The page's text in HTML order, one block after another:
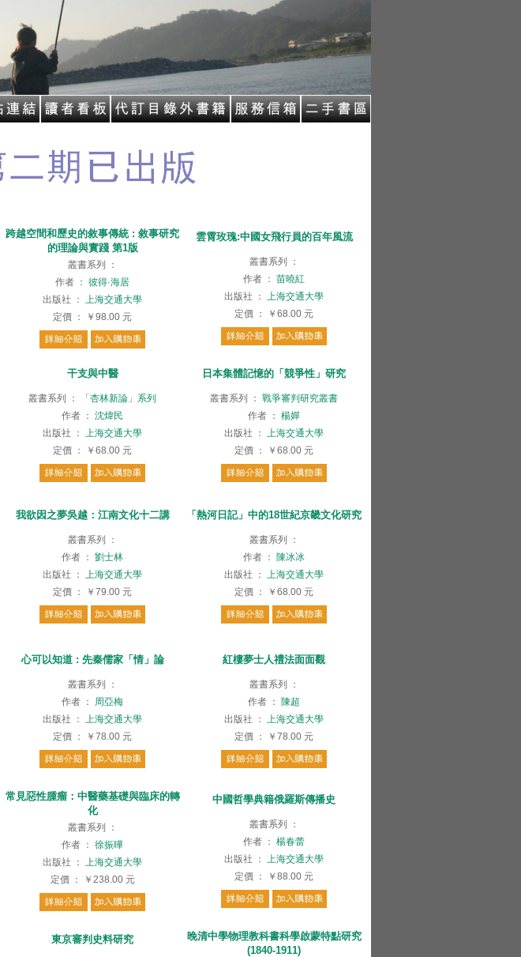
跨越空間和歷史的敘事傳統 : 敘事研究
的理論與實踐 第1版
叢書系列
：
作者 ： 彼得·海居
出版社
： 上海交通大學
定價 ： ￥98.00 元
雲霄玫瑰:中國女飛行員的百年風流
叢書系列
：
作者 ： 苗曉紅
出版社
： 上海交通大學
定價 ： ￥68.00 元
干支與中醫
叢書系列 ：
「杏林新論」系列
作者 ： 沈煒民
出版社
： 上海交通大學
定價 ： ￥68.00 元
日本集體記憶的「競爭性」研究
叢書系列 ： 戰爭審判研究叢書
作者 ： 楊嬋
出版社
： 上海交通大學
定價 ： ￥68.00 元
我欲因之夢吳越：江南文化十二講
叢書系列
：
作者 ： 劉士林
出版社
： 上海交通大學
定價 ： ￥79.00 元
「熱河日記」中的18世紀京畿文化研究
叢書系列
：
作者 ：
陳冰冰
出版社
： 上海交通大學
定價 ： ￥68.00 元
心可以知道 : 先秦儒家「情」論
叢書系列
：
作者 ：
周亞梅
出版社
： 上海交通大學
定價 ： ￥78.00 元
紅樓夢士人禮法面面觀
叢書系列
：
作者 ：
陳超
出版社
： 上海交通大學
定價 ： ￥78.00 元
常見惡性腫瘤：中醫藥基礎與臨床的轉
化
叢書系列
：
作者 ： 徐振曄
出版社
： 上海交通大學
定價
： ￥238.00 元
中國哲學典籍俄羅斯傳播史
叢書系列
：
作者 ： 楊春蕾
出版社
： 上海交通大學
定價 ： ￥88.00 元
東京審判史料研究
晚清中學物理教科書科學啟蒙特點研究
(1840-1911)